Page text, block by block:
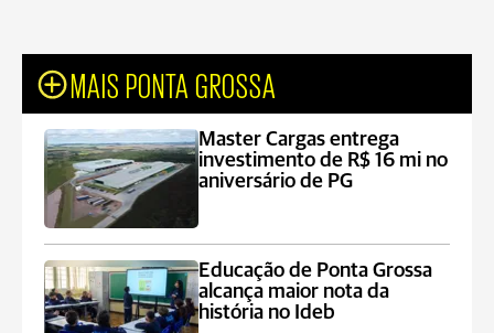
MAIS PONTA GROSSA
Master Cargas entrega
investimento de R$ 16 mi no
aniversário de PG
Educação de Ponta Grossa
alcança maior nota da
história no Ideb